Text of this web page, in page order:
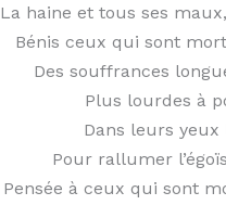
La haine et tous ses
Bénis ceux qui sont
Des souffrances
Plus lourdes à
Dans leurs
Pour rallumer
Pensée à ceux qui sont